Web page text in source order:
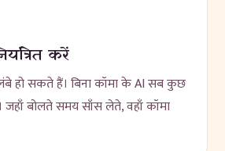
करें
हो सकते हैं। बिना कॉमा के AI सब कुछ
बोलते समय साँस लेते, वहाँ कॉमा